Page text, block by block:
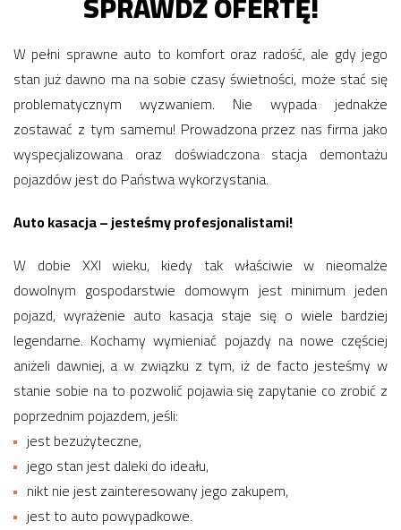
W pełni sprawne auto to komfort oraz radość, ale gdy jego
stan już dawno ma na sobie czasy świetności, może stać się
problematycznym wyzwaniem. Nie wypada jednakże
zostawać z tym samemu! Prowadzona przez nas firma jako
wyspecjalizowana oraz doświadczona stacja demontażu
pojazdów jest do Państwa wykorzystania.
Auto kasacja – jesteśmy profesjonalistami!
W dobie XXI wieku, kiedy tak właściwie w nieomalże
dowolnym gospodarstwie domowym jest minimum jeden
pojazd, wyrażenie auto kasacja staje się o wiele bardziej
legendarne. Kochamy wymieniać pojazdy na nowe częściej
aniżeli dawniej, a w związku z tym, iż de facto jesteśmy w
stanie sobie na to pozwolić pojawia się zapytanie co zrobić z
poprzednim pojazdem, jeśli:
jest bezużyteczne,
jego stan jest daleki do ideału,
nikt nie jest zainteresowany jego zakupem,
jest to auto powypadkowe.